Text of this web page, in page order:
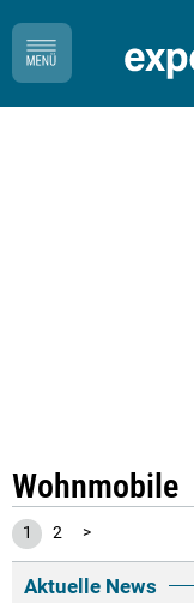
Wohnmobile
1 2 >
Aktuelle News